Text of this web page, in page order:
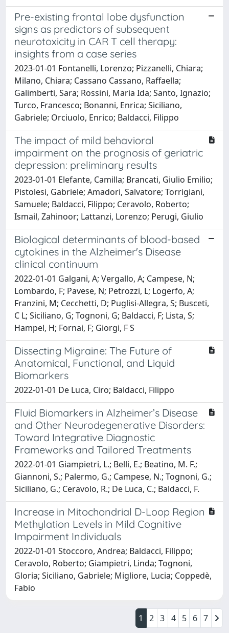
Pre-existing frontal lobe dysfunction
signs as predictors of subsequent
neurotoxicity in CAR T cell therapy:
insights from a case series
2023-01-01 Fontanelli, Lorenzo; Pizzanelli, Chiara;
Milano, Chiara; Cassano Cassano, Raffaella;
Galimberti, Sara; Rossini, Maria Ida; Santo, Ignazio;
Turco, Francesco; Bonanni, Enrica; Siciliano,
Gabriele; Orciuolo, Enrico; Baldacci, Filippo
The impact of mild behavioral
impairment on the prognosis of geriatric
depression: preliminary results
2023-01-01 Elefante, Camilla; Brancati, Giulio Emilio;
Pistolesi, Gabriele; Amadori, Salvatore; Torrigiani,
Samuele; Baldacci, Filippo; Ceravolo, Roberto;
Ismail, Zahinoor; Lattanzi, Lorenzo; Perugi, Giulio
Biological determinants of blood-based
cytokines in the Alzheimer's Disease
clinical continuum
2022-01-01 Galgani, A; Vergallo, A; Campese, N;
Lombardo, F; Pavese, N; Petrozzi, L; Logerfo, A;
Franzini, M; Cecchetti, D; Puglisi-Allegra, S; Busceti,
C L; Siciliano, G; Tognoni, G; Baldacci, F; Lista, S;
Hampel, H; Fornai, F; Giorgi, F S
Dissecting Migraine: The Future of
Anatomical, Functional, and Liquid
Biomarkers
2022-01-01 De Luca, Ciro; Baldacci, Filippo
Fluid Biomarkers in Alzheimer’s Disease
and Other Neurodegenerative Disorders:
Toward Integrative Diagnostic
Frameworks and Tailored Treatments
2022-01-01 Giampietri, L.; Belli, E.; Beatino, M. F.;
Giannoni, S.; Palermo, G.; Campese, N.; Tognoni, G.;
Siciliano, G.; Ceravolo, R.; De Luca, C.; Baldacci, F.
Increase in Mitochondrial D-Loop Region
Methylation Levels in Mild Cognitive
Impairment Individuals
2022-01-01 Stoccoro, Andrea; Baldacci, Filippo;
Ceravolo, Roberto; Giampietri, Linda; Tognoni,
Gloria; Siciliano, Gabriele; Migliore, Lucia; Coppedè,
Fabio
1 2 3 4 5 6 7